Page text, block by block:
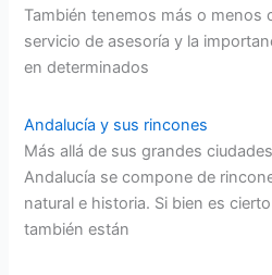
También tenemos más o menos
servicio de asesoría y la
en determinados
Andalucía y sus rincones
Más allá de sus grandes
Andalucía se compone de
natural e historia. Si bien es
también están